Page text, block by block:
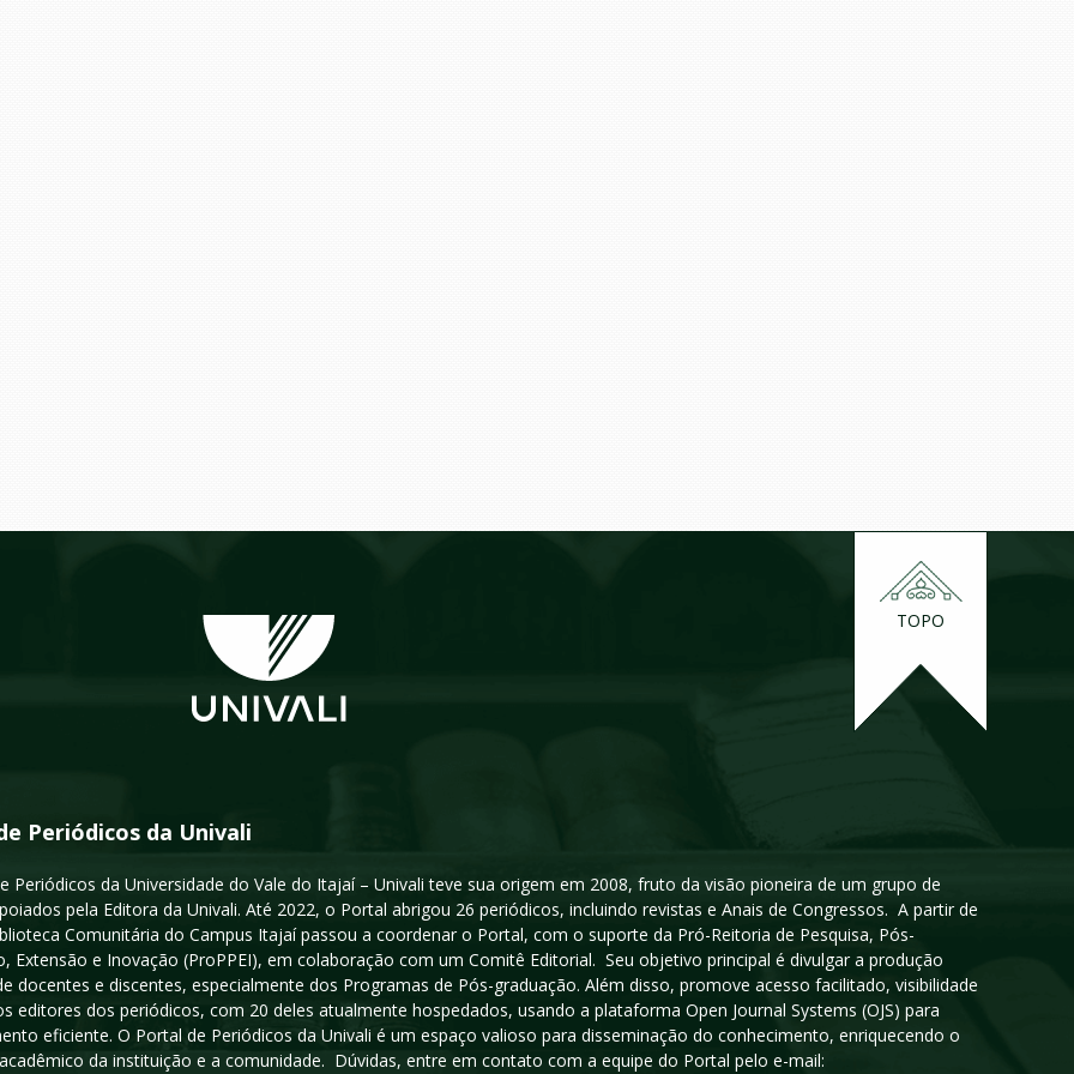
TOPO
Periódicos da Univali
Periódicos da Universidade do Vale do Itajaí – Univali teve sua origem em 2008, fruto da visão pioneira de um grupo de
pela Editora da Univali. Até 2022, o Portal abrigou 26 periódicos, incluindo revistas e Anais de Congressos. A partir de
Comunitária do Campus Itajaí passou a coordenar o Portal, com o suporte da Pró-Reitoria de Pesquisa, Pós-
Extensão e Inovação (ProPPEI), em colaboração com um Comitê Editorial. Seu objetivo principal é divulgar a produção
docentes e discentes, especialmente dos Programas de Pós-graduação. Além disso, promove acesso facilitado, visibilidade
editores dos periódicos, com 20 deles atualmente hospedados, usando a plataforma Open Journal Systems (OJS) para
eficiente. O Portal de Periódicos da Univali é um espaço valioso para disseminação do conhecimento, enriquecendo o
da instituição e a comunidade. Dúvidas, entre em contato com a equipe do Portal pelo e-mail: